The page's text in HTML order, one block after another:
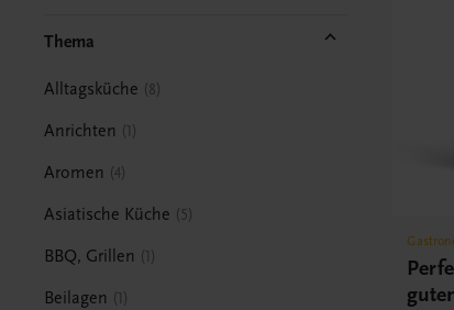
Thema
Alltagsküche 8
Anrichten 1
Aromen 4
Asiatische Küche 5
BBQ, Grillen 1
Beilagen 1